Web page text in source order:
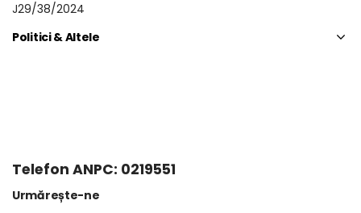
J29/38/2024
Politici & Altele
Telefon ANPC: 0219551
Urmărește-ne